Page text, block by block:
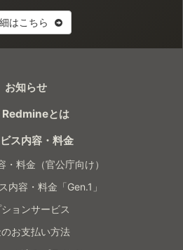
はこちら
お知らせ
とは
ス内容・料金
・料金（官公庁向け）
内容・料金「Gen.1」
ョンサービス
お支払い方法